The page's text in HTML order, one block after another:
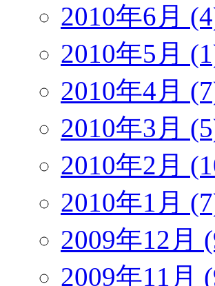
2010年6月
2010年5月
2010年4月
2010年3月
2010年2月
2010年1月
2009年12月
2009年11月